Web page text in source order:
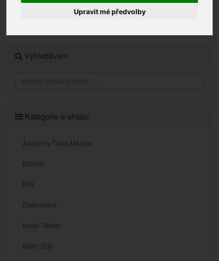
Upravit mé předvolby
Vyhledávání
Kategorie e-shopu
Adaptéry,Trafa,Měniče
Baterie
Bílá
Elektronika
Instal. Mater
Náhr. Díly